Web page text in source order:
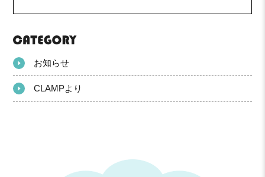
お知らせ
CLAMPより